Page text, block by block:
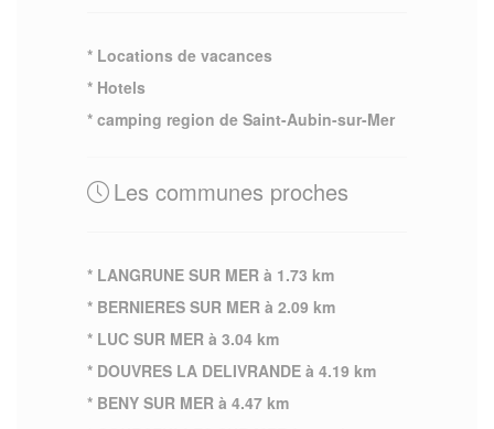
* Locations de vacances
* Hotels
* camping region de Saint-Aubin-sur-Mer
Les communes proches
* LANGRUNE SUR MER à 1.73 km
* BERNIERES SUR MER à 2.09 km
* LUC SUR MER à 3.04 km
* DOUVRES LA DELIVRANDE à 4.19 km
* BENY SUR MER à 4.47 km